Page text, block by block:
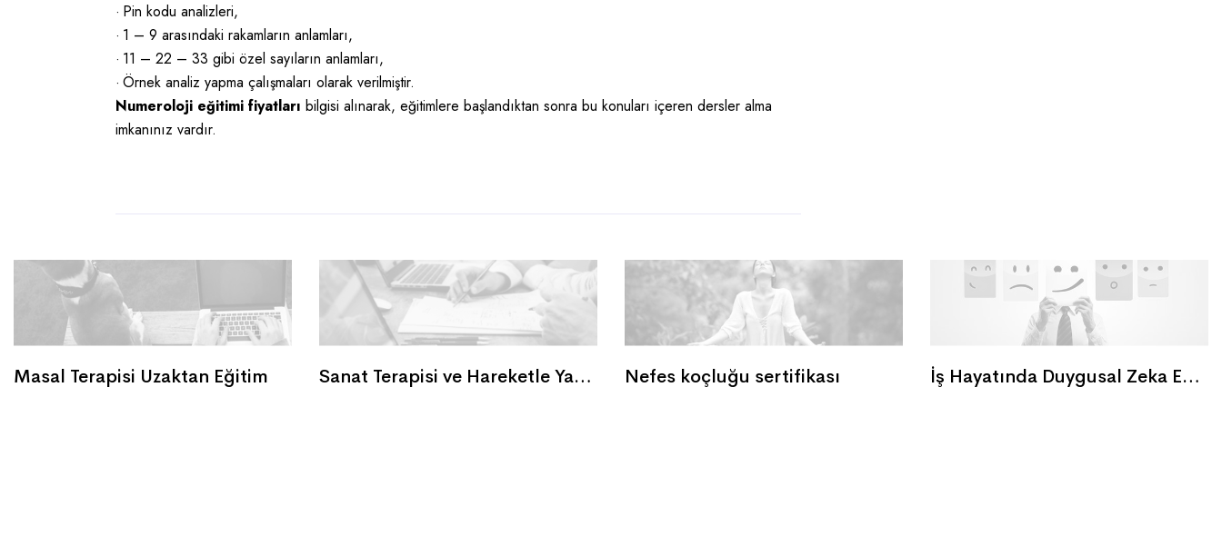
· Pin kodu analizleri,
· 1 – 9 arasındaki rakamların anlamları,
· 11 – 22 – 33 gibi özel sayıların anlamları,
· Örnek analiz yapma çalışmaları olarak verilmiştir.
Numeroloji eğitimi fiyatları bilgisi alınarak, eğitimlere başlandıktan sonra bu konuları içeren dersler alma
imkanınız vardır.
Masal Terapisi Uzaktan Eğitim Sanat Terapisi ve Hareketle Yaratıcılık Eğitimi Nefes koçluğu sertifikası İş Hayatında Duygusal Zeka Eğitimi